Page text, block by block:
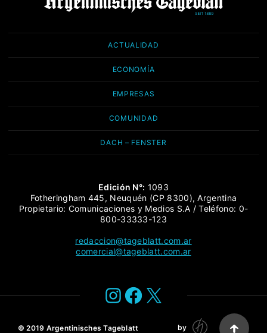
ACTUALIDAD
ECONOMÍA
EMPRESAS
COMUNIDAD
DACH – FENSTER
Edición N°: 1093
Fotheringham 445, Neuquén (CP 8300), Argentina
Propietario: Comunicaciones y Medios S.A / Teléfono: 0-
800-33333-123
redaccion@tageblatt.com.ar
comercial@tageblatt.com.ar
Instagram
Facebook
X
© 2019 Argentinisches Tageblatt by